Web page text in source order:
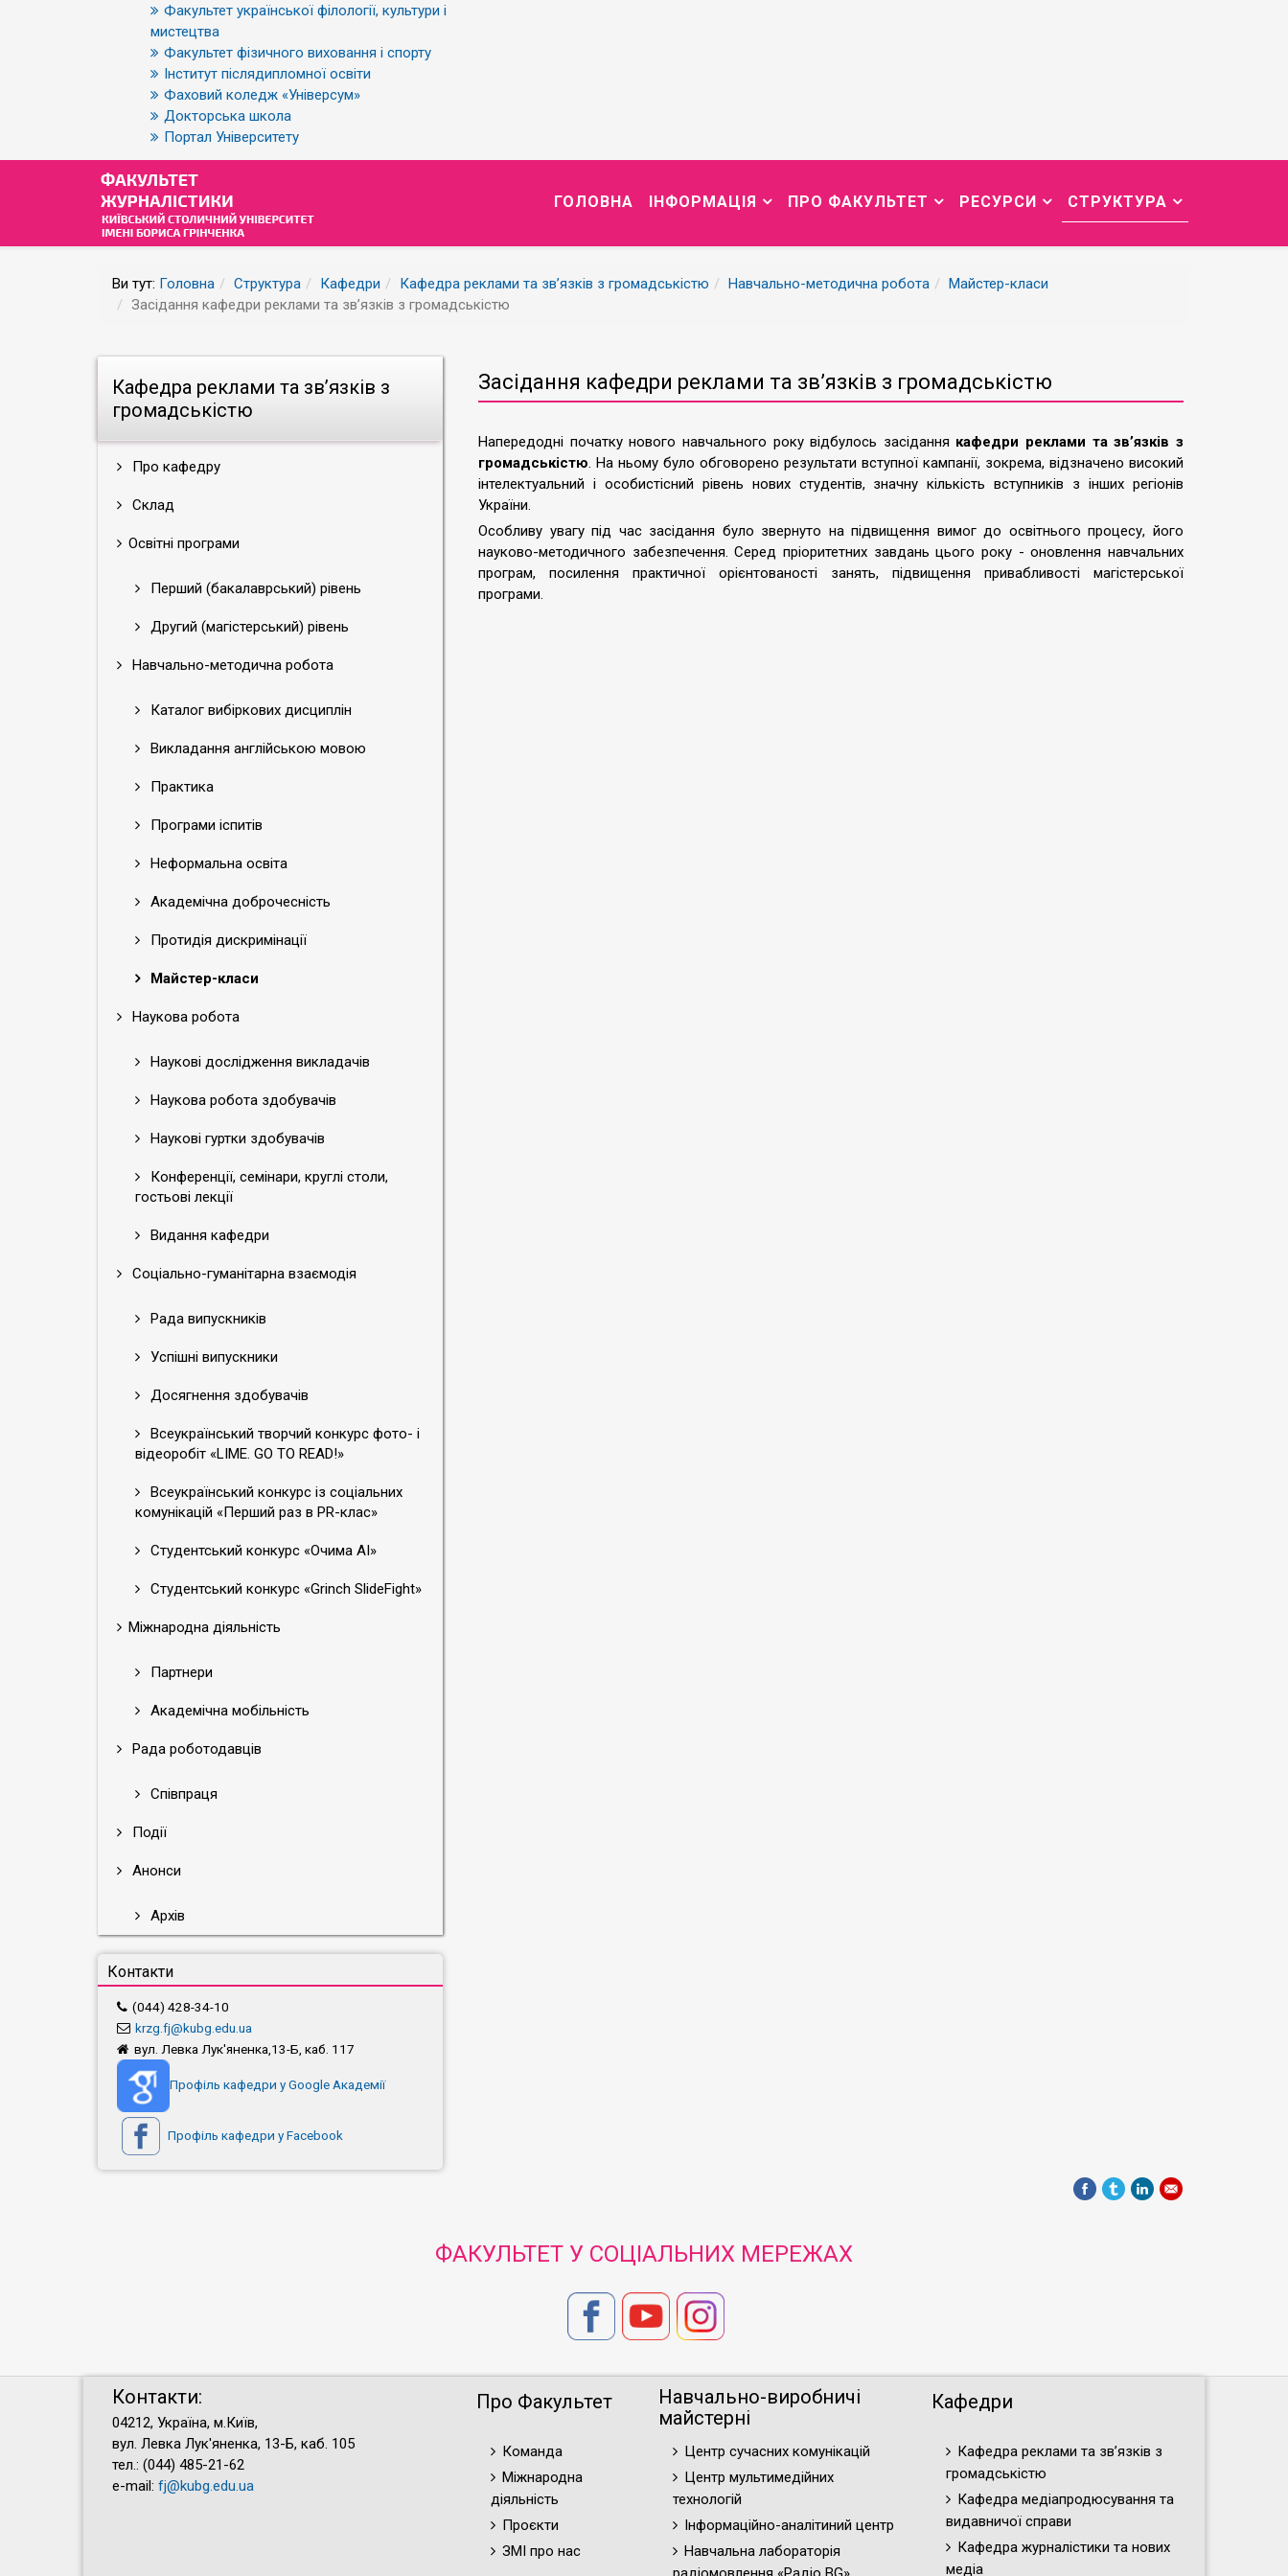
Факультет української філології, культури і
мистецтва
Факультет фізичного виховання і спорту
Інститут післядипломної освіти
Фаховий коледж «Універсум»
Докторська школа
Портал Університету
ГОЛОВНА ІНФОРМАЦІЯ ПРО ФАКУЛЬТЕТ РЕСУРСИ СТРУКТУРА
Ви тут: Головна Структура Кафедри Кафедра реклами та зв’язків з громадськістю Навчально-методична робота
Майстер-класи
Засідання кафедри реклами та зв’язків з громадськістю
Кафедра реклами та зв’язків з
громадськістю
Про кафедру
Склад
Освітні програми
Перший (бакалаврський) рівень
Другий (магістерський) рівень
Навчально-методична робота
Каталог вибіркових дисциплін
Викладання англійською мовою
Практика
Програми іспитів
Неформальна освіта
Академічна доброчесність
Протидія дискримінації
Майстер-класи
Наукова робота
Наукові дослідження викладачів
Наукова робота здобувачів
Наукові гуртки здобувачів
Конференції, семінари, круглі столи,
гостьові лекції
Видання кафедри
Соціально-гуманітарна взаємодія
Рада випускників
Успішні випускники
Досягнення здобувачів
Всеукраїнський творчий конкурс фото- і
відеоробіт «LIME. GO TO READ!»
Всеукраїнський конкурс із соціальних
комунікацій «Перший раз в PR-клас»
Студентський конкурс «Очима АІ»
Студентський конкурс «Grinch SlideFight»
Міжнародна діяльність
Партнери
Академічна мобільність
Рада роботодавців
Співпраця
Події
Анонси
Архів
Контакти
(044) 428-34-10
krzg.fj@kubg.edu.ua
вул. Левка Лук'яненка,13-Б, каб. 117
Профіль кафедри у Google Академії
Профіль кафедри у Facebook
Засідання кафедри реклами та зв’язків з громадськістю
Напередодні початку нового навчального року відбулось засідання кафедри реклами та зв’язків з
громадськістю. На ньому було обговорено результати вступної кампанії, зокрема, відзначено високий
інтелектуальний і особистісний рівень нових студентів, значну кількість вступників з інших регіонів
України.
Особливу увагу під час засідання було звернуто на підвищення вимог до освітнього процесу, його
науково-методичного забезпечення. Серед пріоритетних завдань цього року - оновлення навчальних
програм, посилення практичної орієнтованості занять, підвищення привабливості магістерської
програми.
ФАКУЛЬТЕТ У СОЦІАЛЬНИХ МЕРЕЖАХ
Контакти:
04212, Україна, м.Київ,
вул. Левка Лук'яненка, 13-Б, каб. 105
тел.: (044) 485-21-62
e-mail: fj@kubg.edu.ua
Про Факультет
Команда
Міжнародна
діяльність
Проєкти
ЗМІ про нас
Навчально-виробничі
майстерні
Центр сучасних комунікацій
Центр мультимедійних
технологій
Інформаційно-аналітиний центр
Навчальна лабораторія
Кафедри
Кафедра реклами та зв’язків з
громадськістю
Кафедра медіапродюсування та
видавничої справи
Кафедра журналістики та нових
медіа